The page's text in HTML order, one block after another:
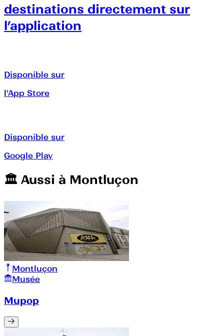
destinations directement sur
l’application
Disponible sur
l'App Store
Disponible sur
Google Play
🏛️️ Aussi à Montluçon
Montluçon
Musée
Mupop